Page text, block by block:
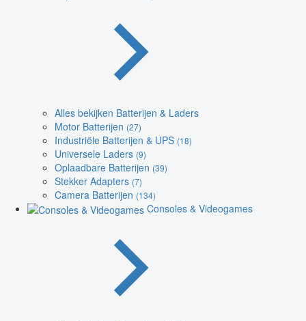
Alles bekijken Batterijen & Laders
Motor Batterijen (27)
Industriële Batterijen & UPS (18)
Universele Laders (9)
Oplaadbare Batterijen (39)
Stekker Adapters (7)
Camera Batterijen (134)
Consoles & Videogames